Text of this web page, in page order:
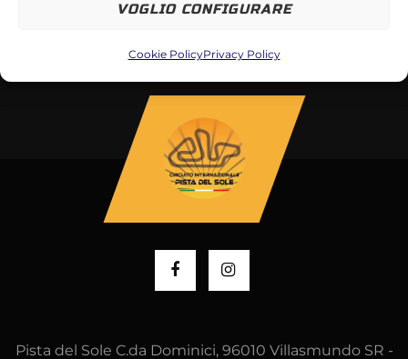
VOGLIO CONFIGURARE
Cookie PolicyPrivacy Policy
Pista del Sole C.da Dominici, 96010 Villasmundo SR -